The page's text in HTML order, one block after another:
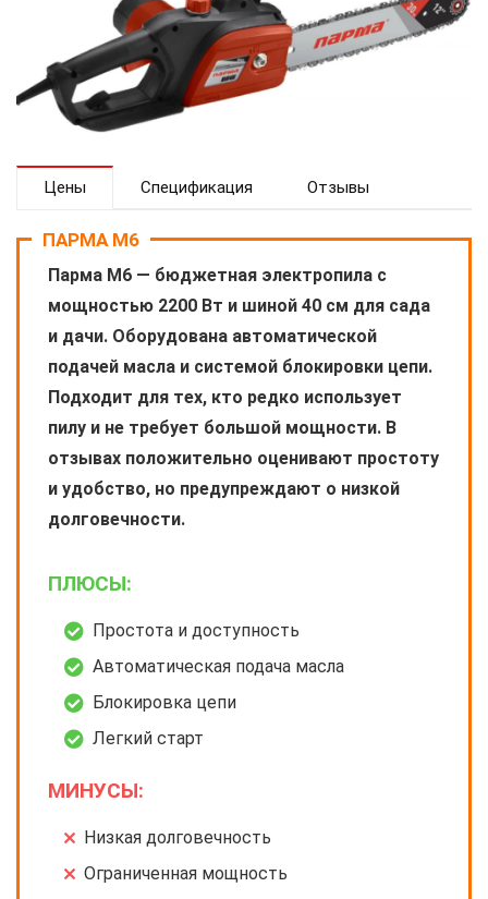
Цены Спецификация Отзывы
ПАРМА М6
Парма М6 — бюджетная электропила с
мощностью 2200 Вт и шиной 40 см для сада
и дачи. Оборудована автоматической
подачей масла и системой блокировки цепи.
Подходит для тех, кто редко использует
пилу и не требует большой мощности. В
отзывах положительно оценивают простоту
и удобство, но предупреждают о низкой
долговечности.
ПЛЮСЫ:
Простота и доступность
Автоматическая подача масла
Блокировка цепи
Легкий старт
МИНУСЫ:
Низкая долговечность
Ограниченная мощность